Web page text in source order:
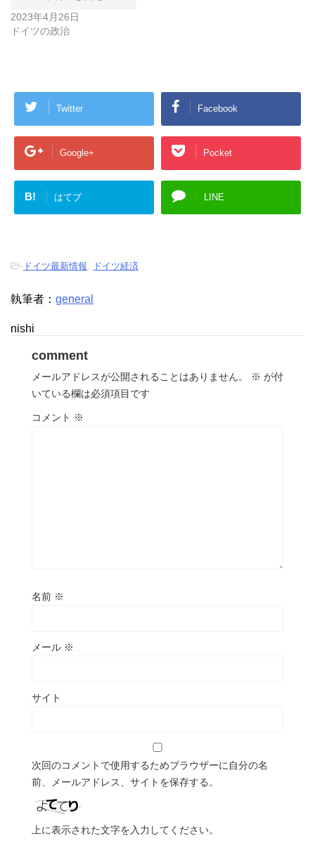
2023年4月26日
ドイツの政治
Twitter Facebook
Google+ Pocket
B! はてブ LINE
- ドイツ最新情報 ドイツ経済
執筆者： general
nishi
comment
メールアドレスが公開されることはありません。 ※ が付
いている欄は必須項目です
コメント ※
名前 ※
メール ※
サイト
次回のコメントで使用するためブラウザーに自分の名
前、メールアドレス、サイトを保存する。
上に表示された文字を入力してください。